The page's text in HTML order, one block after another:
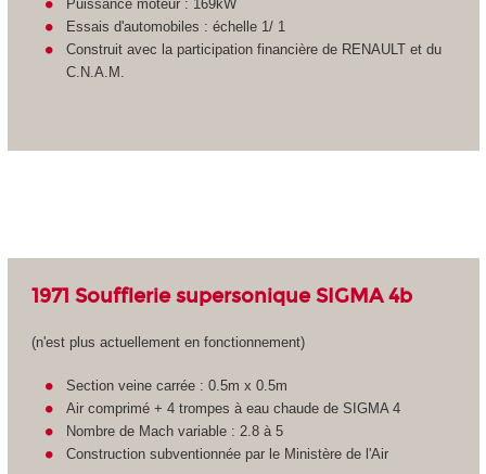
Puissance moteur : 169kW
Essais d'automobiles : échelle 1/ 1
Construit avec la participation financière de RENAULT et du
C.N.A.M.
1971 Soufflerie supersonique SIGMA 4b
(n'est plus actuellement en fonctionnement)
Section veine carrée : 0.5m x 0.5m
Air comprimé + 4 trompes à eau chaude de SIGMA 4
Nombre de Mach variable : 2.8 à 5
Construction subventionnée par le Ministère de l'Air